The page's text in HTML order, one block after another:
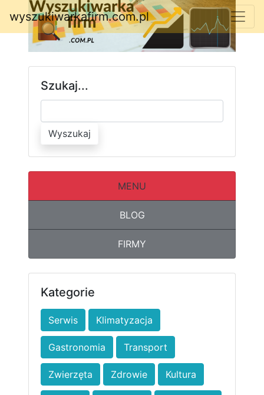
wyszukiwarkafirm.com.pl
Szukaj...
Wyszukaj
MENU
BLOG
FIRMY
Kategorie
Serwis Klimatyzacja
Gastronomia Transport
Zwierzęta Zdrowie Kultura